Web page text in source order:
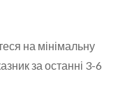
на мінімальну
за останні 3-6